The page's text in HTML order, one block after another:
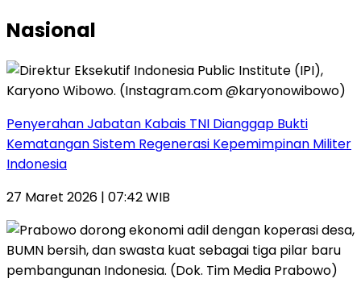
Nasional
Penyerahan Jabatan Kabais TNI Dianggap Bukti
Kematangan Sistem Regenerasi Kepemimpinan Militer
Indonesia
27 Maret 2026 | 07:42 WIB